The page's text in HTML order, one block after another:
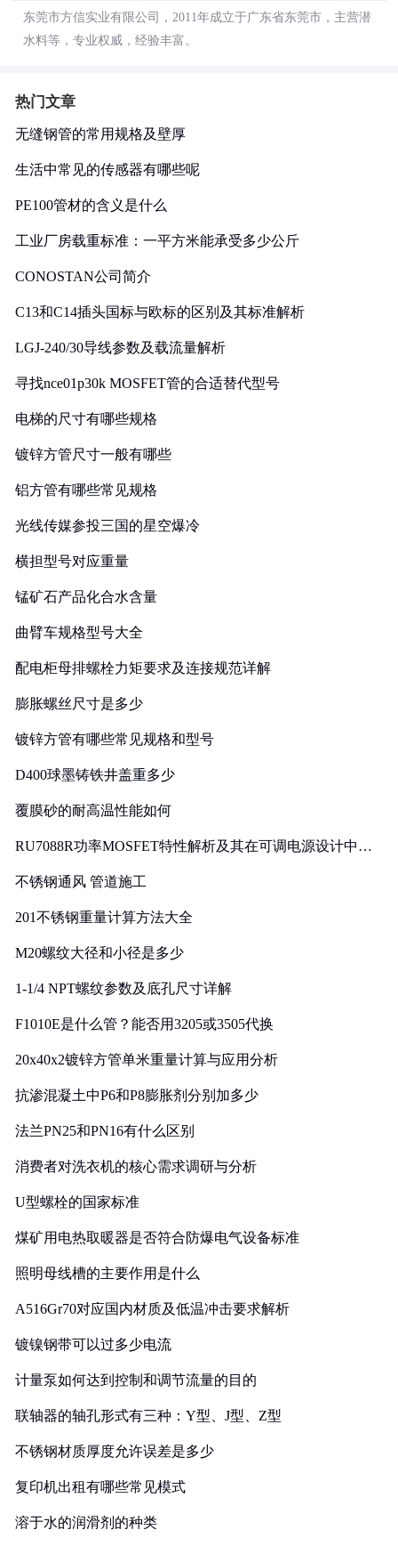
东莞市方信实业有限公司，2011年成立于广东省东莞市，主营潜
水料等，专业权威，经验丰富。
热门文章
无缝钢管的常用规格及壁厚
生活中常见的传感器有哪些呢
PE100管材的含义是什么
工业厂房载重标准：一平方米能承受多少公斤
CONOSTAN公司简介
C13和C14插头国标与欧标的区别及其标准解析
LGJ-240/30导线参数及载流量解析
寻找nce01p30k MOSFET管的合适替代型号
电梯的尺寸有哪些规格
镀锌方管尺寸一般有哪些
铝方管有哪些常见规格
光线传媒参投三国的星空爆冷
横担型号对应重量
锰矿石产品化合水含量
曲臂车规格型号大全
配电柜母排螺栓力矩要求及连接规范详解
膨胀螺丝尺寸是多少
镀锌方管有哪些常见规格和型号
D400球墨铸铁井盖重多少
覆膜砂的耐高温性能如何
RU7088R功率MOSFET特性解析及其在可调电源设计中的
不锈钢通风 管道施工
201不锈钢重量计算方法大全
M20螺纹大径和小径是多少
1-1/4 NPT螺纹参数及底孔尺寸详解
F1010E是什么管？能否用3205或3505代换
20x40x2镀锌方管单米重量计算与应用分析
抗渗混凝土中P6和P8膨胀剂分别加多少
法兰PN25和PN16有什么区别
消费者对洗衣机的核心需求调研与分析
U型螺栓的国家标准
煤矿用电热取暖器是否符合防爆电气设备标准
照明母线槽的主要作用是什么
A516Gr70对应国内材质及低温冲击要求解析
镀镍钢带可以过多少电流
计量泵如何达到控制和调节流量的目的
联轴器的轴孔形式有三种：Y型、J型、Z型
不锈钢材质厚度允许误差是多少
复印机出租有哪些常见模式
溶于水的润滑剂的种类